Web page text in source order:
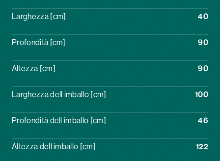
Larghezza [cm] 40
Profondità [cm] 90
Altezza [cm] 90
Larghezza dell imballo [cm] 100
Profondità dell imballo [cm] 46
Altezza dell imballo [cm] 122